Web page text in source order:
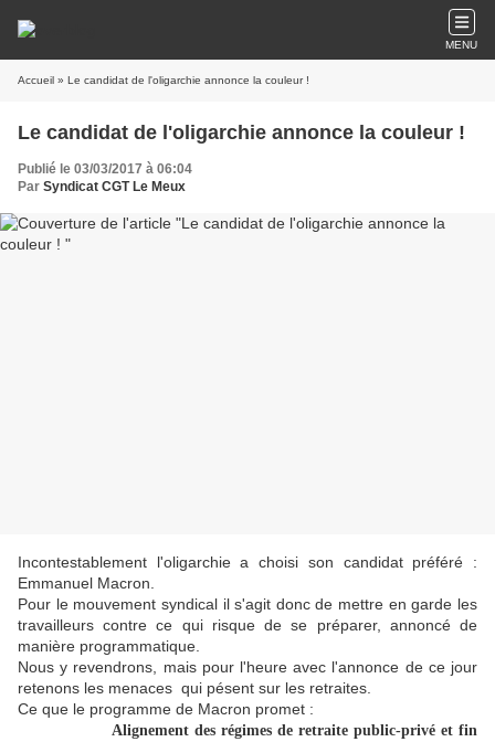
MENU
Accueil » Le candidat de l'oligarchie annonce la couleur !
Le candidat de l'oligarchie annonce la couleur !
Publié le 03/03/2017 à 06:04
Par Syndicat CGT Le Meux
Incontestablement l'oligarchie a choisi son candidat préféré :
Emmanuel Macron.
Pour le mouvement syndical il s'agit donc de mettre en garde les
travailleurs contre ce qui risque de se préparer, annoncé de
manière programmatique.
Nous y revendrons, mais pour l'heure avec l'annonce de ce jour
retenons les menaces qui pésent sur les retraites.
Ce que le programme de Macron promet :
Alignement des régimes de retraite public-privé et fin